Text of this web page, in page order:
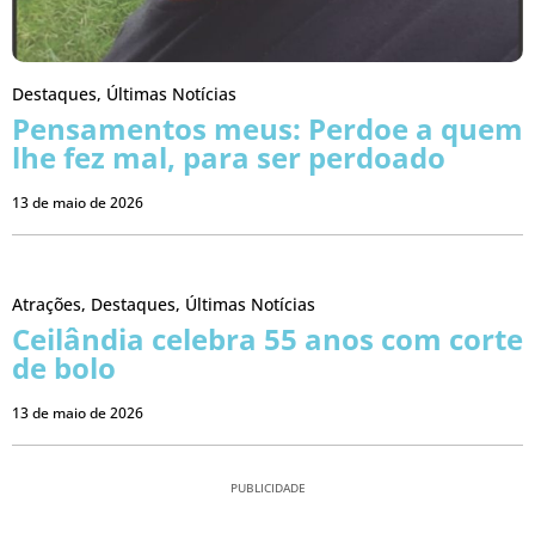
Destaques, Últimas Notícias
Pensamentos meus: Perdoe a quem
lhe fez mal, para ser perdoado
13 de maio de 2026
Atrações, Destaques, Últimas Notícias
Ceilândia celebra 55 anos com corte
de bolo
13 de maio de 2026
PUBLICIDADE